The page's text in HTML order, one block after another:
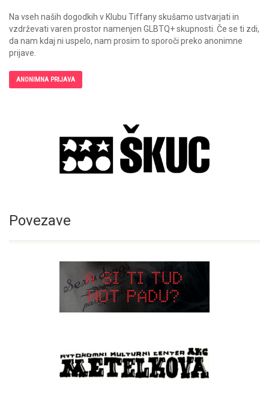
Na vseh naših dogodkih v Klubu Tiffany skušamo ustvarjati in
vzdrževati varen prostor namenjen GLBTQ+ skupnosti. Če se ti zdi,
da nam kdaj ni uspelo, nam prosim to sporoči preko anonimne
prijave.
ANONIMNA PRIJAVA
Povezave